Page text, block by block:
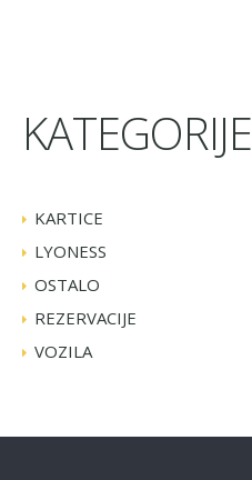
KATEGORIJE
KARTICE
LYONESS
OSTALO
REZERVACIJE
VOZILA